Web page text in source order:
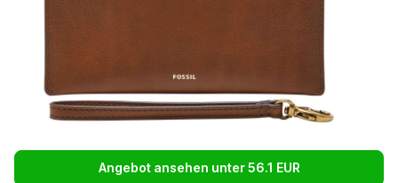
Angebot ansehen unter 56.1 EUR